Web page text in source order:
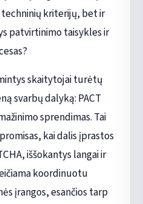
kriterijų, bet ir
patvirtinimo taisykles ir
skaitytojai turėtų
svarbų dalyką: PACT
sprendimas. Tai
kai dalis įprastos
iššokantys langai ir
koordinuotu
įrangos, esančios tarp